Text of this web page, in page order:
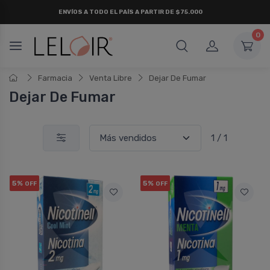
ENVÍOS A TODO EL PAÍS A PARTIR DE $75.000
0
Farmacia Venta Libre Dejar De Fumar
Dejar De Fumar
1 / 1
5% OFF 5% OFF